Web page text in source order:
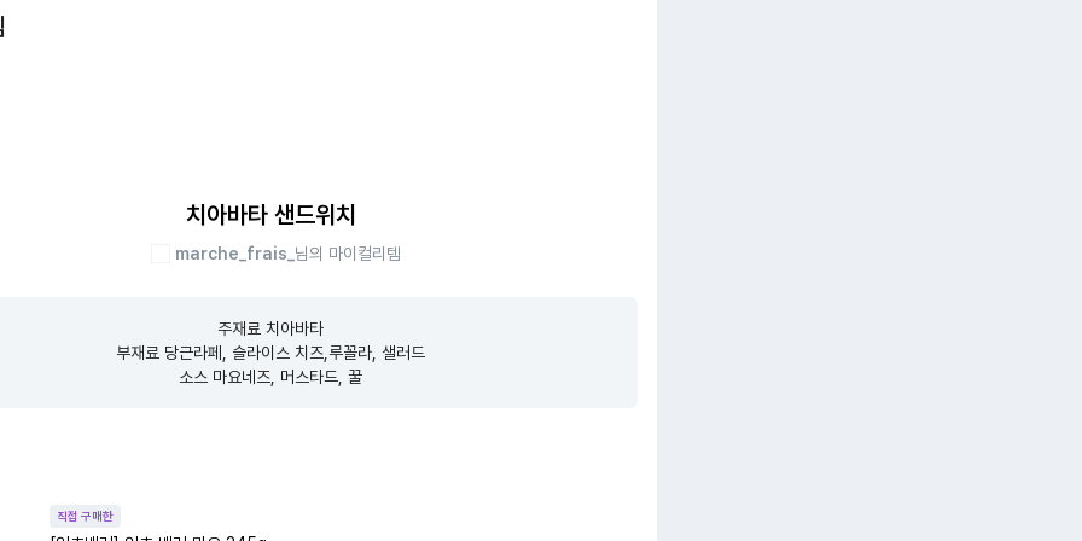
치아바타 샌드위치
marche_frais_ 님의 마이컬리템
주재료 치아바타
부재료 당근라페, 슬라이스 치즈,루꼴라, 샐러드
소스 마요네즈, 머스타드, 꿀
직접 구매한